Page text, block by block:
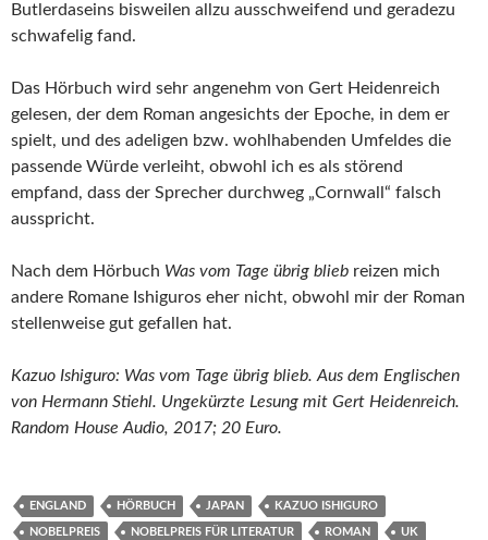
Butlerdaseins bisweilen allzu ausschweifend und geradezu
schwafelig fand.
Das Hörbuch wird sehr angenehm von Gert Heidenreich
gelesen, der dem Roman angesichts der Epoche, in dem er
spielt, und des adeligen bzw. wohlhabenden Umfeldes die
passende Würde verleiht, obwohl ich es als störend
empfand, dass der Sprecher durchweg „Cornwall“ falsch
ausspricht.
Nach dem Hörbuch Was vom Tage übrig blieb reizen mich
andere Romane Ishiguros eher nicht, obwohl mir der Roman
stellenweise gut gefallen hat.
Kazuo Ishiguro: Was vom Tage übrig blieb. Aus dem Englischen
von Hermann Stiehl. Ungekürzte Lesung mit Gert Heidenreich.
Random House Audio, 2017; 20 Euro.
ENGLAND HÖRBUCH JAPAN KAZUO ISHIGURO
NOBELPREIS NOBELPREIS FÜR LITERATUR ROMAN UK